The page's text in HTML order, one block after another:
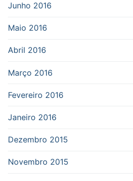
Junho 2016
Maio 2016
Abril 2016
Março 2016
Fevereiro 2016
Janeiro 2016
Dezembro 2015
Novembro 2015